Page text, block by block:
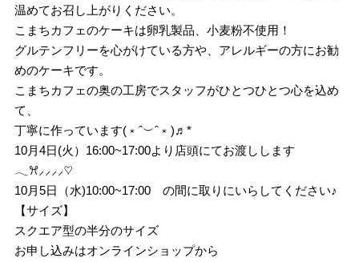
温めてお召し上がりください。
こまちカフェのケーキは卵乳製品、小麦粉不使用！
グルテンフリーを心がけている方や、アレルギーの方にお勧
めのケーキです。
こまちカフェの奥の工房でスタッフがひとつひとつ心を込め
て、
丁寧に作っています(﹡ˆ︶ˆ﹡)♬*
10月4日(火）16:00~17:00より店頭にてお渡しします
𓂃ꕮ⸝⸝⸝⸝♡
10月5日（水)10:00~17:00 の間に取りにいらしてください♪
【サイズ】
スクエア型の半分のサイズ
お申し込みはオンラインショップから